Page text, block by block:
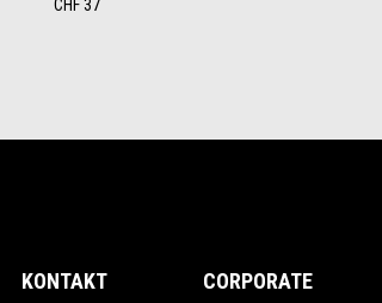
CHF 37
KONTAKT CORPORATE